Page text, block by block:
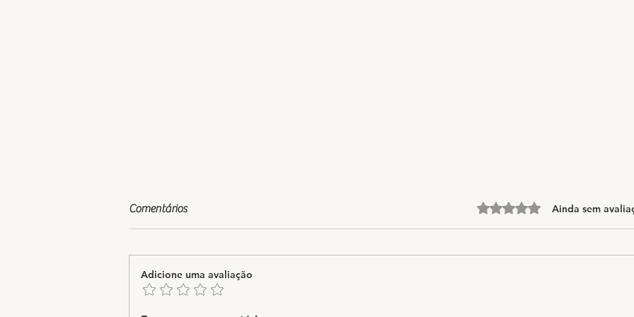
Comentários Avaliado com 0 de 5 estrelas.
Ainda sem
Adicione uma avaliação